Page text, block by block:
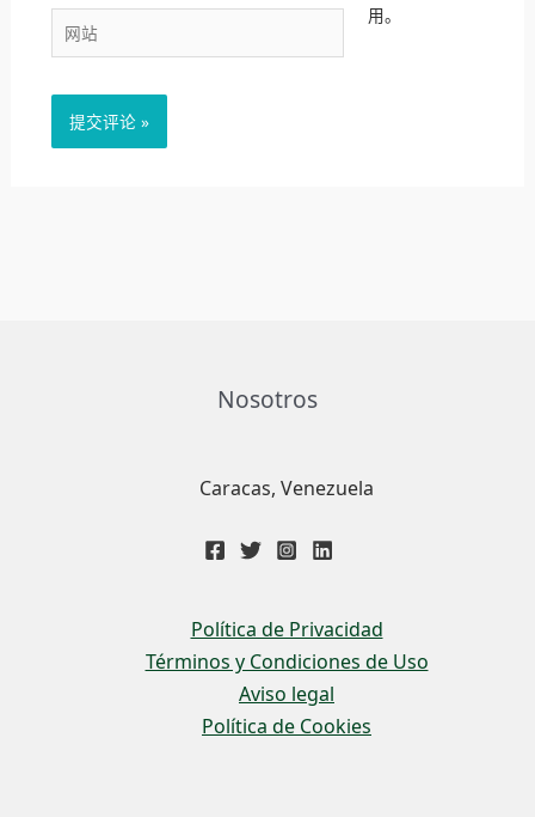
箱
站
用。
Nosotros
Caracas, Venezuela
Política de Privacidad
Términos y Condiciones de Uso
Aviso legal
Política de Cookies